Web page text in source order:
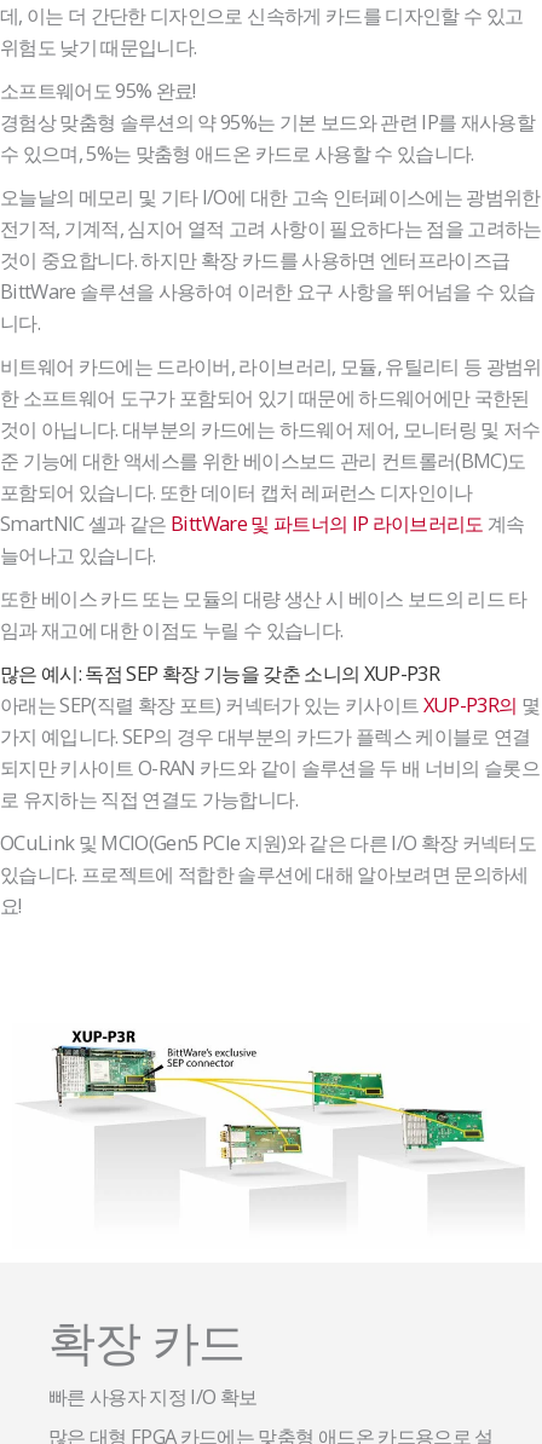
데, 이는 더 간단한 디자인으로 신속하게 카드를 디자인할 수 있고
위험도 낮기 때문입니다.
소프트웨어도 95% 완료!
경험상 맞춤형 솔루션의 약 95%는 기본 보드와 관련 IP를 재사용할
수 있으며, 5%는 맞춤형 애드온 카드로 사용할 수 있습니다.
오늘날의 메모리 및 기타 I/O에 대한 고속 인터페이스에는 광범위한
전기적, 기계적, 심지어 열적 고려 사항이 필요하다는 점을 고려하는
것이 중요합니다. 하지만 확장 카드를 사용하면 엔터프라이즈급
BittWare 솔루션을 사용하여 이러한 요구 사항을 뛰어넘을 수 있습
니다.
비트웨어 카드에는 드라이버, 라이브러리, 모듈, 유틸리티 등 광범위
한 소프트웨어 도구가 포함되어 있기 때문에 하드웨어에만 국한된
것이 아닙니다. 대부분의 카드에는 하드웨어 제어, 모니터링 및 저수
준 기능에 대한 액세스를 위한 베이스보드 관리 컨트롤러(BMC)도
포함되어 있습니다. 또한 데이터 캡처 레퍼런스 디자인이나
SmartNIC 셸과 같은 BittWare 및 파트너의 IP 라이브러리도 계속
늘어나고 있습니다.
또한 베이스 카드 또는 모듈의 대량 생산 시 베이스 보드의 리드 타
임과 재고에 대한 이점도 누릴 수 있습니다.
많은 예시: 독점 SEP 확장 기능을 갖춘 소니의 XUP-P3R
아래는 SEP(직렬 확장 포트) 커넥터가 있는 키사이트XUP-P3R의 몇
가지 예입니다. SEP의 경우 대부분의 카드가 플렉스 케이블로 연결
되지만 키사이트 O-RAN 카드와 같이 솔루션을 두 배 너비의 슬롯으
로 유지하는 직접 연결도 가능합니다.
OCuLink 및 MCIO(Gen5 PCIe 지원)와 같은 다른 I/O 확장 커넥터도
있습니다. 프로젝트에 적합한 솔루션에 대해 알아보려면 문의하세
요!
확장 카드
빠른 사용자 지정 I/O 확보
많은 대형 FPGA 카드에는 맞춤형 애드온 카드용으로 설